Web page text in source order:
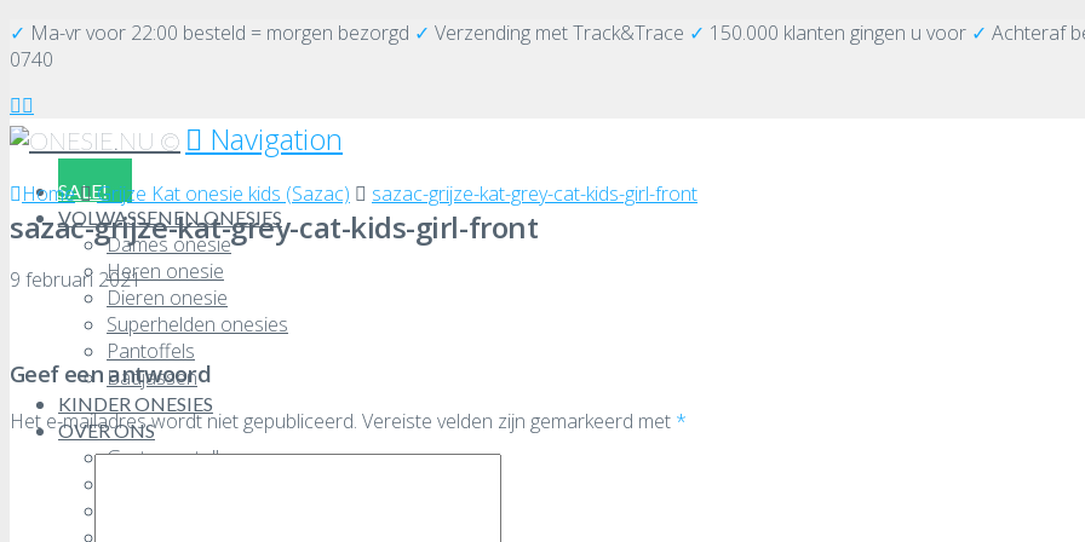
✓ Ma-vr voor 22:00 besteld = morgen bezorgd ✓ Verzending met Track&Trace ✓ 150.000 klanten gingen u voor ✓ Achteraf
0740
Navigation
SALE!
VOLWASSENEN ONESIES
Dames onesie
Heren onesie
Dieren onesie
Superhelden onesies
Pantoffels
Badjassen
KINDER ONESIES
OVER ONS
Grote aantallen
Home Grijze Kat onesie kids (Sazac) sazac-grijze-kat-grey-cat-kids-girl-front
sazac-grijze-kat-grey-cat-kids-girl-front
9 februari 2021
Geef een antwoord
Het e-mailadres wordt niet gepubliceerd. Vereiste velden zijn gemarkeerd met *